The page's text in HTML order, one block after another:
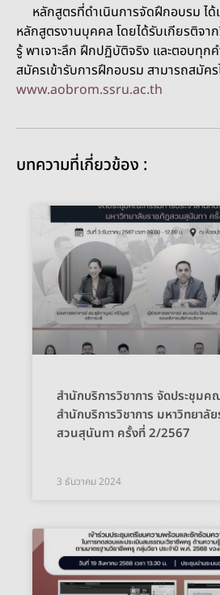
หลักสูตรที่ดำเนินการจัดฝึกอบรม ได้
หลักสูตรงานบุคคล โดยได้รับเกียรติจา
รู้ พาเจาะลึก ฝึกปฏิบัติจริง และตอบทุก
สมัครเข้ารับการฝึกอบรม สามารถสมัคร
www.aobrom.ssru.ac.th
บทความที่เกี่ยวข้อง :
สำนักบริการวิชาการ จัดประชุมค
สำนักบริการวิชาการ มหาวิทยาลั
สวนสุนันทา ครั้งที่ 2/2567
3 ธันวาคม 2024